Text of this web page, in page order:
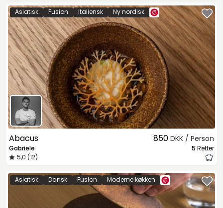
Asiatisk Fusion Italiensk Ny nordisk
Abacus
Gabriele
5,0 (12)
850 DKK / Person
5 Retter
Asiatisk Dansk Fusion Moderne køkken